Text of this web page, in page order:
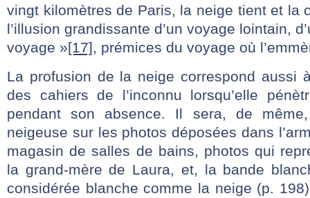
vingt kilomètres de Paris, la neige tient et la
l’illusion grandissante d’un voyage lointain,
voyage »[17], prémices du voyage où
La profusion de la neige correspond aussi
des cahiers de l’inconnu lorsqu’elle
pendant son absence. Il sera, de même,
neigeuse sur les photos déposées dans
magasin de salles de bains, photos qui
la grand-mère de Laura, et, la bande
considérée blanche comme la neige (p.